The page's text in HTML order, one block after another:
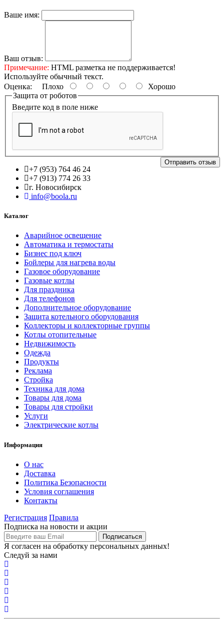
Ваше имя:
Ваш отзыв:
Примечание: HTML разметка не поддерживается!
Используйте обычный текст.
Оценка: Плохо
Хорошо
Защита от роботов
Введите код в поле ниже
Отправить отзыв
+7 (953) 764 46 24
+7 (913) 774 26 33
г. Новосибирск
info@boola.ru
Каталог
Аварийное освещение
Автоматика и термостаты
Бизнес под ключ
Бойлеры для нагрева воды
Газовое оборудование
Газовые котлы
Для праздника
Для телефонов
Дополнительное оборудование
Защита котельного оборудования
Коллекторы и коллекторные группы
Котлы отопительные
Недвижимость
Одежда
Продукты
Реклама
Стройка
Техника для дома
Товары для дома
Товары для стройки
Услуги
Электрические котлы
Информация
О нас
Доставка
Политика Безопасности
Условия соглашения
Контакты
Регистрация Правила
Подписка на новости и акции
Я согласен на обработку персональных данных!
Следуй за нами